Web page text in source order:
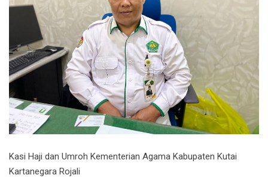
Kasi Haji dan Umroh Kementerian Agama Kabupaten Kutai
Kartanegara Rojali